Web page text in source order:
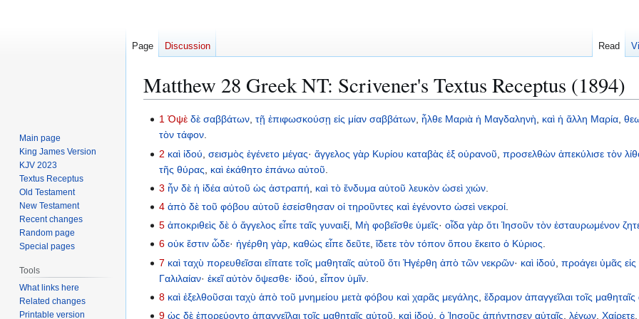
Matthew 28 Greek NT: Scrivener's Textus Receptus (1894)
Jump
navigation
Jump
search
1 Ὀψὲ δὲ σαββάτων,τῇ ἐπιφωσκούσῃ εἰς μίαν σαββάτων,ἦλθε Μαριὰ ἡ Μαγδαληνὴ, καὶ ἡ ἄλλη Μαρία,
τὸν τάφον.
2 καὶ ἰδού ,σεισμὸς ἐγένετο μέγας·ἄγγελος γὰρ Κυρίου καταβὰς ἐξ οὐρανοῦ ,προσελθὼν ἀπεκύλισε τὸν
τῆς θύρας καὶ ἐκάθητο ἐπάνω αὐτοῦ
3 ἦν δὲ ἡ ἰδέα αὐτοῦ ὡς ἀστραπή καὶ τὸ ἔνδυμα αὐτοῦ λευκὸν ὡσεὶ χιών
4 ἀπὸ δὲ τοῦ φόβου αὐτοῦ ἐσείσθησαν οἱ τηροῦντες καὶ ἐγένοντο ὡσεὶ νεκροί
5 ἀποκριθεὶς δὲ ὁ ἄγγελος εἶπε ταῖς γυναιξί, Μὴ φοβεῖσθε ὑμεῖς·οἶδα γὰρ ὅτι Ἰησοῦν τὸν ἐσταυρωμένον
6 οὐκ ἔστιν ὧδε·ἠγέρθη γὰρ, καθὼς εἶπε δεῦτε,ἴδετε τὸν τόπον ὅπου ἔκειτο ὁ Κύριος.
7 καὶ ταχὺ πορευθεῖσαι εἴπατε τοῖς μαθηταῖς αὐτοῦ ὅτι Ἠγέρθη ἀπὸ τῶν νεκρῶν· καὶ ἰδού ,προάγει ὑμᾶς εἰς
Γαλιλαίαν·ἐκεῖ αὐτὸν ὄψεσθε· ἰδού ,εἶπον ὑμῖν
8 καὶ ἐξελθοῦσαι ταχὺ ἀπὸ τοῦ μνημείου μετὰ φόβου καὶ χαρᾶς μεγάλης ,ἔδραμον ἀπαγγεῖλαι τοῖς μαθηταῖς
9 ὡς δὲ ἐπορεύοντο ἀπαγγεῖλαι τοῖς μαθηταῖς αὐτοῦ καὶ ἰδού ,ὁ Ἰησοῦς ἀπήντησεν αὐταῖς ,λέγων ,Χαίρετε
Page Discussion Read
Main page
King James Version
KJV 2023
Textus Receptus
Old Testament
New Testament
Recent changes
Random page
Special pages
Tools
What links here
Related changes
Printable version